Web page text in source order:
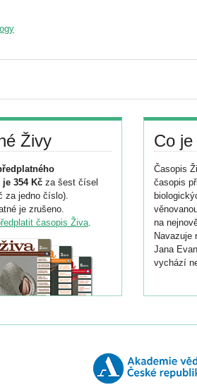
Živy
354 Kč za šest čísel
za jedno číslo).
je zrušeno.
časopis Živa.
Co
Časopis
časopis
na
Navazuje
Jana
vychází